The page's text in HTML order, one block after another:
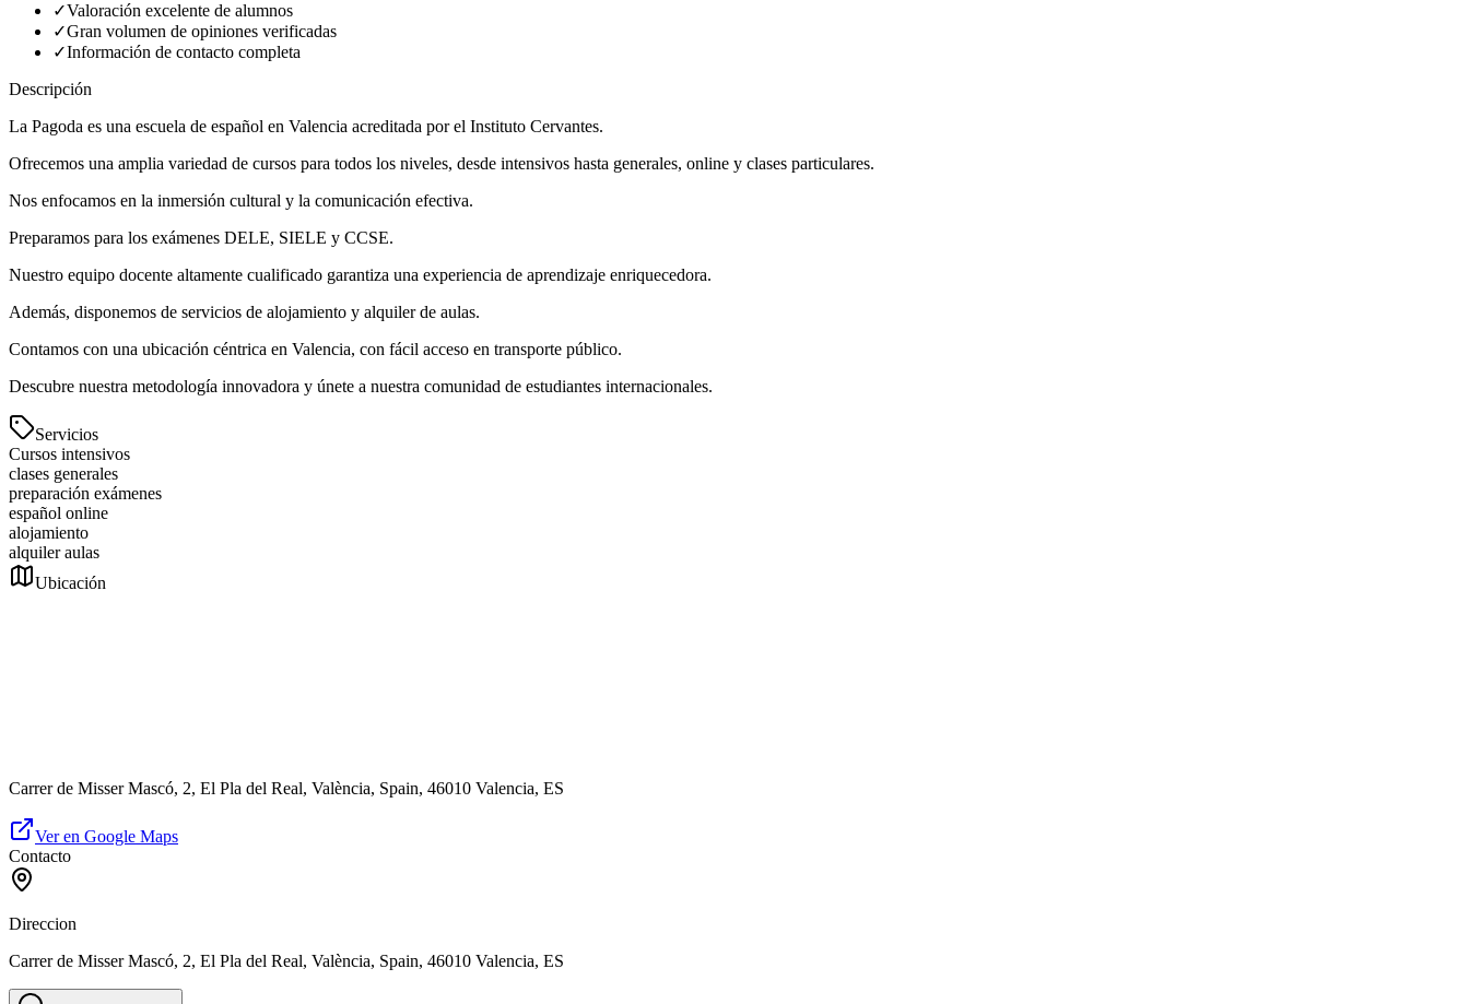
✓Valoración excelente de alumnos
✓Gran volumen de opiniones verificadas
✓Información de contacto completa
Descripción
La Pagoda es una escuela de español en Valencia acreditada por el Instituto Cervantes.
Ofrecemos una amplia variedad de cursos para todos los niveles, desde intensivos hasta generales, online y clases particulares.
Nos enfocamos en la inmersión cultural y la comunicación efectiva.
Preparamos para los exámenes DELE, SIELE y CCSE.
Nuestro equipo docente altamente cualificado garantiza una experiencia de aprendizaje enriquecedora.
Además, disponemos de servicios de alojamiento y alquiler de aulas.
Contamos con una ubicación céntrica en Valencia, con fácil acceso en transporte público.
Descubre nuestra metodología innovadora y únete a nuestra comunidad de estudiantes internacionales.
Servicios
Cursos intensivos
clases generales
preparación exámenes
español online
alojamiento
alquiler aulas
Ubicación
Carrer de Misser Mascó, 2, El Pla del Real, València, Spain, 46010 Valencia, ES
Ver en Google Maps
Contacto
Direccion
Carrer de Misser Mascó, 2, El Pla del Real, València, Spain, 46010 Valencia, ES